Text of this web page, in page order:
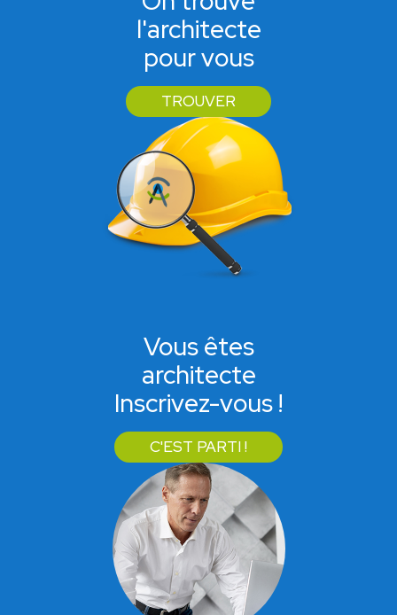
l'architecte
pour vous
TROUVER
Vous êtes
architecte
Inscrivez-vous !
C'EST PARTI !